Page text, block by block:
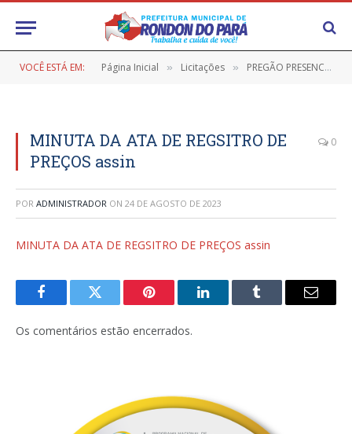
VOCÊ ESTÁ EM: Página Inicial » Licitações » PREGÃO PRESENCIAL Nº 9/2023-037-FMAS-SRP (AQUISIÇÃO DE BRINQUEDOS)
MINUTA DA ATA DE REGSITRO DE
PREÇOS assin
0
POR ADMINISTRADOR ON 24 DE AGOSTO DE 2023
MINUTA DA ATA DE REGSITRO DE PREÇOS assin
FacebookTwitter Pinterest LinkedInTumblr
E-
Os comentários estão encerrados.